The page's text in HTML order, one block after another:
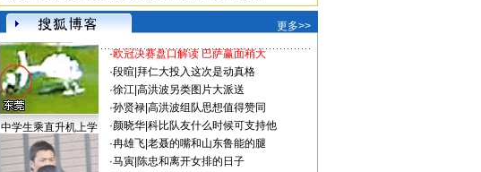
更多>>
中学生乘直升机上学
·欧冠决赛盘口解读 巴萨赢面稍大
·段暄 拜仁大投入这次是动真格
·徐江| 高洪波另类图片大派送
·孙贤禄| 高洪波组队思想值得赞同
·颜晓华| 科比队友什么时候可支持他
·冉雄飞| 老聂的嘴和山东鲁能的腿
·马寅| 陈忠和离开女排的日子